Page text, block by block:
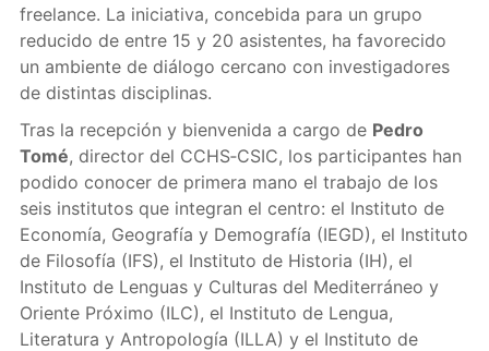
freelance. La iniciativa, concebida para un grupo
reducido de entre 15 y 20 asistentes, ha favorecido
un ambiente de diálogo cercano con investigadores
de distintas disciplinas.
Tras la recepción y bienvenida a cargo de Pedro
Tomé, director del CCHS‑CSIC, los participantes han
podido conocer de primera mano el trabajo de los
seis institutos que integran el centro: el Instituto de
Economía, Geografía y Demografía (IEGD), el Instituto
de Filosofía (IFS), el Instituto de Historia (IH), el
Instituto de Lenguas y Culturas del Mediterráneo y
Oriente Próximo (ILC), el Instituto de Lengua,
Literatura y Antropología (ILLA) y el Instituto de